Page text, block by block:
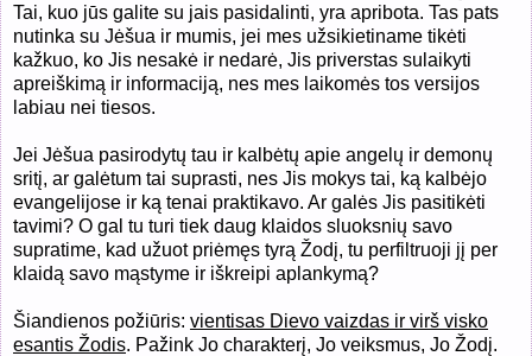
Tai, kuo jūs galite su jais pasidalinti, yra apribota. Tas pats
nutinka su Jėšua ir mumis, jei mes užsikietiname tikėti
kažkuo, ko Jis nesakė ir nedarė, Jis priverstas sulaikyti
apreiškimą ir informaciją, nes mes laikomės tos versijos
labiau nei tiesos.
Jei Jėšua pasirodytų tau ir kalbėtų apie angelų ir demonų
sritį, ar galėtum tai suprasti, nes Jis mokys tai, ką kalbėjo
evangelijose ir ką tenai praktikavo. Ar galės Jis pasitikėti
tavimi? O gal tu turi tiek daug klaidos sluoksnių savo
supratime, kad užuot priėmęs tyrą Žodį, tu perfiltruoji jį per
klaidą savo mąstyme ir iškreipi aplankymą?
Šiandienos požiūris: vientisas Dievo vaizdas ir virš visko
esantis Žodis. Pažink Jo charakterį, Jo veiksmus, Jo Žodį.